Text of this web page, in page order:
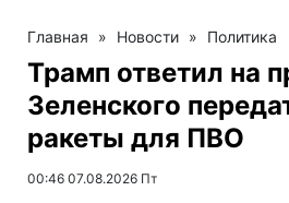
Главная » Новости » Политика
Трамп ответил на
Зеленского
ракеты для ПВО
00:46 07.08.2026 Пт